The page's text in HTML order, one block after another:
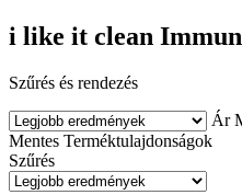
i like it clean
Szűrés és rendezés
Ár
Mentes Terméktulajdonságok
Szűrés